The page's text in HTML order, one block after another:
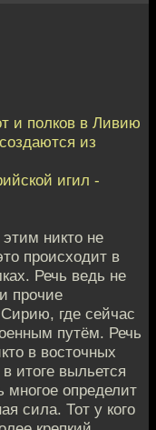
и полков в Ливию
из
игил -
никто не
происходит в
Речь ведь не
прочие
где сейчас
путём. Речь
в восточных
итоге выльется
многое определит
сила. Тот у кого